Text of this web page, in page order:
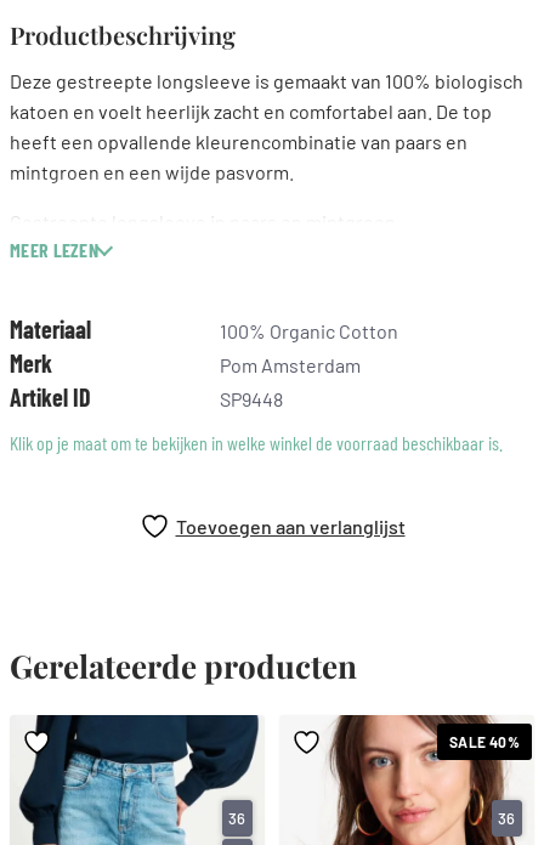
Productbeschrijving
Deze gestreepte longsleeve is gemaakt van 100% biologisch
katoen en voelt heerlijk zacht en comfortabel aan. De top
heeft een opvallende kleurencombinatie van paars en
mintgroen en een wijde pasvorm.
Gestreepte longsleeve in paars en mintgroen
POM-logo op de voorkant
Boxy fit
100% biologisch katoen
mouwen. Het model op de foto is 176 cm lang en draagt maat
MEER LEZEN
Materiaal 100% Organic Cotton
Merk Pom Amsterdam
Artikel ID
SP9448
Klik op je maat om te bekijken in welke winkel de voorraad beschikbaar is.
Toevoegen aan verlanglijst
Gerelateerde producten
36
SALE 40%
36